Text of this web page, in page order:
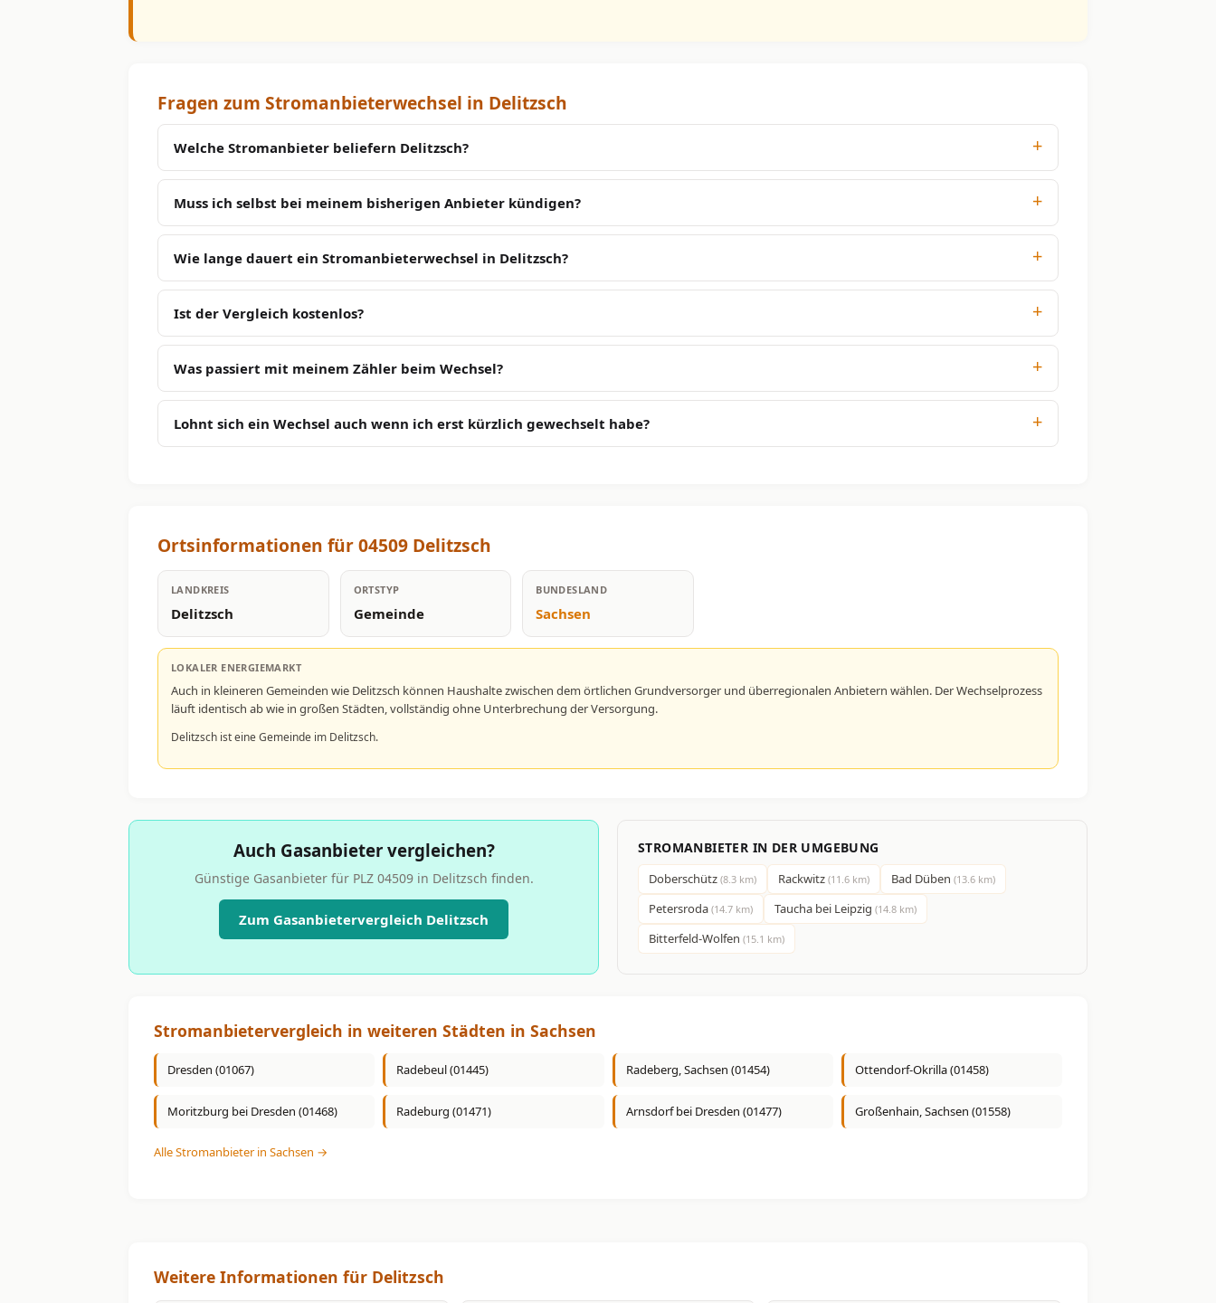
Fragen zum Stromanbieterwechsel in Delitzsch
Welche Stromanbieter beliefern Delitzsch?
Muss ich selbst bei meinem bisherigen Anbieter kündigen?
Wie lange dauert ein Stromanbieterwechsel in Delitzsch?
Ist der Vergleich kostenlos?
Was passiert mit meinem Zähler beim Wechsel?
Lohnt sich ein Wechsel auch wenn ich erst kürzlich gewechselt habe?
Ortsinformationen für 04509 Delitzsch
LANDKREIS
Delitzsch
ORTSTYP
Gemeinde
BUNDESLAND
Sachsen
LOKALER ENERGIEMARKT
Auch in kleineren Gemeinden wie Delitzsch können Haushalte zwischen dem örtlichen Grundversorger und überregionalen Anbietern wählen. Der Wechselprozess
läuft identisch ab wie in großen Städten, vollständig ohne Unterbrechung der Versorgung.
Delitzsch ist eine Gemeinde im Delitzsch.
Auch Gasanbieter vergleichen?
Günstige Gasanbieter für PLZ 04509 in Delitzsch finden.
Zum Gasanbietervergleich Delitzsch
STROMANBIETER IN DER UMGEBUNG
Doberschütz (8.3 km) Rackwitz (11.6 km) Bad Düben (13.6 km)
Petersroda (14.7 km) Taucha bei Leipzig (14.8 km)
Bitterfeld-Wolfen (15.1 km)
Stromanbietervergleich in weiteren Städten in Sachsen
Dresden (01067) Radebeul (01445) Radeberg, Sachsen (01454) Ottendorf-Okrilla (01458)
Moritzburg bei Dresden (01468) Radeburg (01471) Arnsdorf bei Dresden (01477) Großenhain, Sachsen (01558)
Alle Stromanbieter in Sachsen →
Weitere Informationen für Delitzsch